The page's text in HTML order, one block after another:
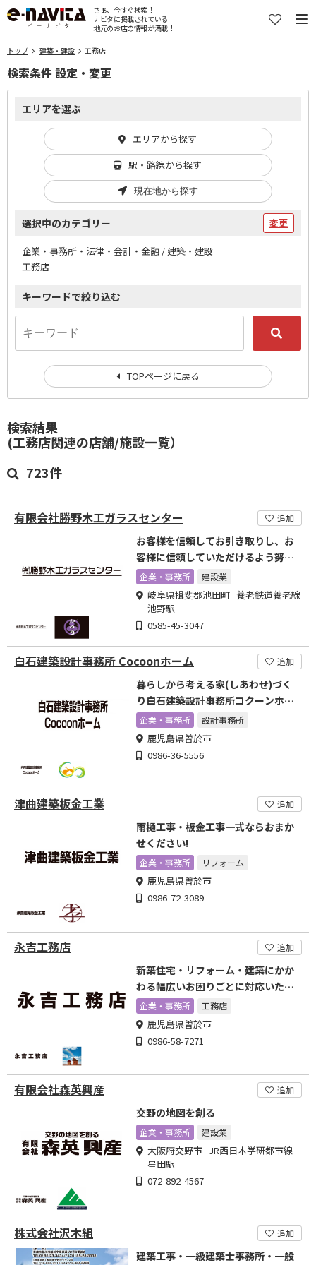
さぁ、今すぐ検索！
ナビタに掲載されている
地元のお店の情報が満載！
トップ 建築・建設 工務店
検索結果
(工務店関連の店舗/施設一覧）
723件
有限会社勝野木工ガラスセンター 追加
お客様を信頼してお引き取りし、お
客様に信頼していただけるよう努力
します
企業・事務所 建設業
岐阜県揖斐郡池田町 養老鉄道養老線
池野駅
0585-45-3047
白石建築設計事務所 Cocoonホーム 追加
暮らしから考える家(しあわせ)づく
り白石建築設計事務所コクーンホー
ム企業・事務所 設計事務所
鹿児島県曽於市
0986-36-5556
津曲建築板金工業 追加
雨樋工事・板金工事一式ならおまか
せください!
企業・事務所 リフォーム
鹿児島県曽於市
0986-72-3089
永吉工務店 追加
新築住宅・リフォーム・建築にかか
わる幅広いお困りごとに対応いたし
ます
企業・事務所 工務店
鹿児島県曽於市
0986-58-7271
有限会社森英興産 追加
交野の地図を創る
企業・事務所 建設業
大阪府交野市 JR西日本学研都市線
星田駅
072-892-4567
株式会社沢木組 追加
建築工事・一級建築士事務所・一般
検索条件 設定・変更
エリアを選ぶ
エリアから探す
駅・路線から探す
現在地から探す
選択中のカテゴリー 変更
企業・事務所・法律・会計・金融 / 建築・建設
工務店
キーワードで絞り込む
TOPページに戻る